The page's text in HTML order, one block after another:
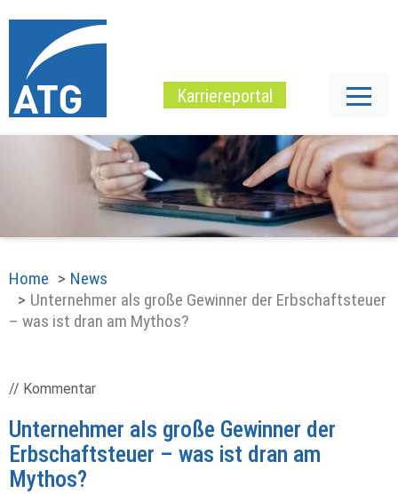
Karriereportal
Home
News
Unternehmer als große Gewinner der Erbschaftsteuer
– was ist dran am Mythos?
// Kommentar
Unternehmer als große Gewinner der
Erbschaftsteuer – was ist dran am
Mythos?